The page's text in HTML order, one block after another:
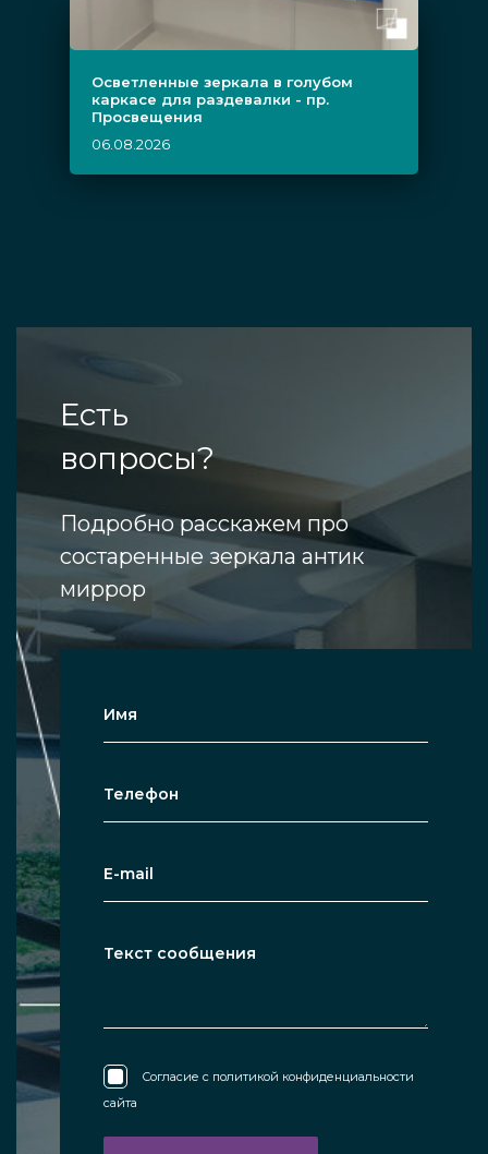
Осветленные зеркала в голубом
каркасе для раздевалки - пр.
Просвещения
06.08.2026
Есть
вопросы?
Подробно расскажем про
состаренные зеркала антик
миррор
Согласие с политикой конфиденциальности
сайта